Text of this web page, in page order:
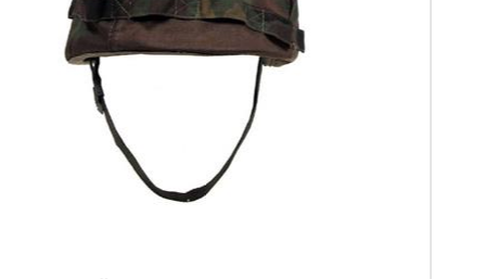
SET KOLENČNIKI IN KOMOLČNIKI DEFENCE OLIVNO ZELENI
KOLENČNIKI IN KOMOLČNIKI DEFENCE so zasnovani za maksimalno zaščito
in udobje pri outdoor aktivnostih, športu ali taktični uporabi.
18,99 €